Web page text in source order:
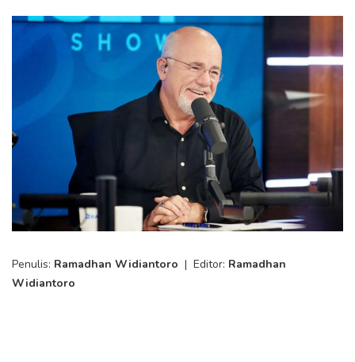
Penulis: Ramadhan Widiantoro | Editor: Ramadhan
Widiantoro